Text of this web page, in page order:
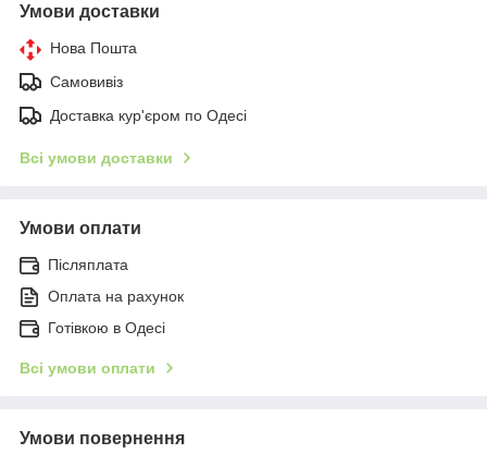
Умови доставки
Нова Пошта
Самовивіз
Доставка кур'єром по Одесі
Всі умови доставки
Умови оплати
Післяплата
Оплата на рахунок
Готівкою в Одесі
Всі умови оплати
Умови повернення